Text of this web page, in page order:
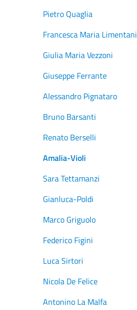
Pietro Quaglia
Francesca Maria Limentani
Giulia Maria Vezzoni
Giuseppe Ferrante
Alessandro Pignataro
Bruno Barsanti
Renato Berselli
Amalia-Violi
Sara Tettamanzi
Gianluca-Poldi
Marco Griguolo
Federico Figini
Luca Sirtori
Nicola De Felice
Antonino La Malfa